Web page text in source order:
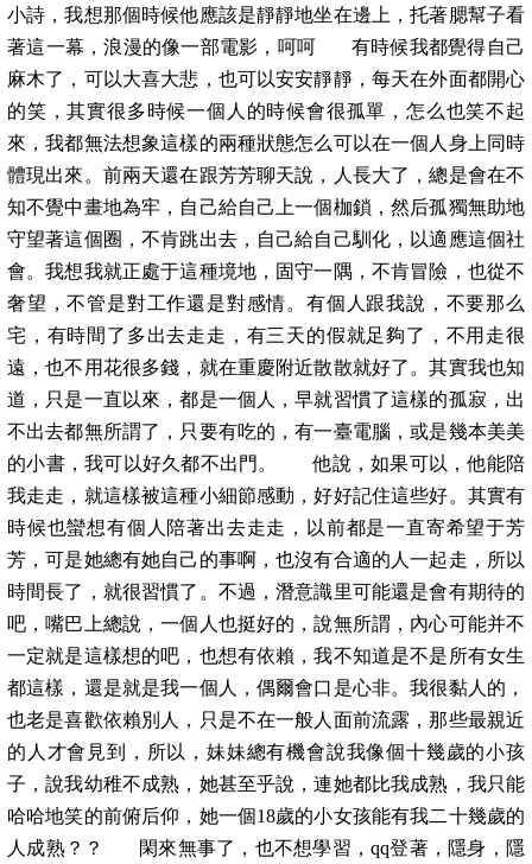
小詩，我想那個時候他應該是靜靜地坐在邊上，托著腮幫子看
著這一幕，浪漫的像一部電影，呵呵 有時候我都覺得自己
麻木了，可以大喜大悲，也可以安安靜靜，每天在外面都開心
的笑，其實很多時候一個人的時候會很孤單，怎么也笑不起
來，我都無法想象這樣的兩種狀態怎么可以在一個人身上同時
體現出來。前兩天還在跟芳芳聊天說，人長大了，總是會在不
知不覺中畫地為牢，自己給自己上一個枷鎖，然后孤獨無助地
守望著這個圈，不肯跳出去，自己給自己馴化，以適應這個社
會。我想我就正處于這種境地，固守一隅，不肯冒險，也從不
奢望，不管是對工作還是對感情。有個人跟我說，不要那么
宅，有時間了多出去走走，有三天的假就足夠了，不用走很
遠，也不用花很多錢，就在重慶附近散散就好了。其實我也知
道，只是一直以來，都是一個人，早就習慣了這樣的孤寂，出
不出去都無所謂了，只要有吃的，有一臺電腦，或是幾本美美
的小書，我可以好久都不出門。 他說，如果可以，他能陪
我走走，就這樣被這種小細節感動，好好記住這些好。其實有
時候也蠻想有個人陪著出去走走，以前都是一直寄希望于芳
芳，可是她總有她自己的事啊，也沒有合適的人一起走，所以
時間長了，就很習慣了。不過，潛意識里可能還是會有期待的
吧，嘴巴上總說，一個人也挺好的，說無所謂，內心可能并不
一定就是這樣想的吧，也想有依賴，我不知道是不是所有女生
都這樣，還是就是我一個人，偶爾會口是心非。我很黏人的，
也老是喜歡依賴別人，只是不在一般人面前流露，那些最親近
的人才會見到，所以，妹妹總有機會說我像個十幾歲的小孩
子，說我幼稚不成熟，她甚至乎說，連她都比我成熟，我只能
哈哈地笑的前俯后仰，她一個18歲的小女孩能有我二十幾歲的
人成熟？？ 閑來無事了，也不想學習，qq登著，隱身，隱